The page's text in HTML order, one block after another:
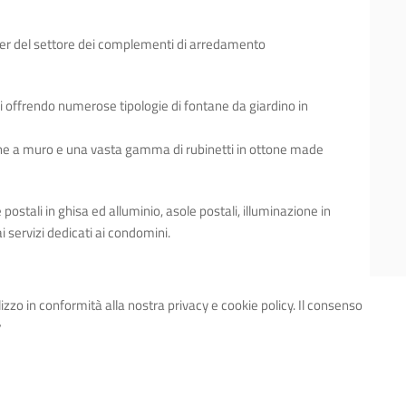
in conformità alla nostra privacy e cookie policy. Il consenso
del settore dei complementi di arredamento
numerose tipologie di fontane da giardino in
a muro e una vasta gamma di rubinetti in ottone made
in ghisa ed alluminio, asole postali, illuminazione in
dedicati ai condomini.